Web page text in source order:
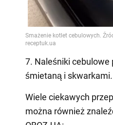
7. Naleśniki cebulowe
śmietaną i skwarkami.
Wiele ciekawych
można również